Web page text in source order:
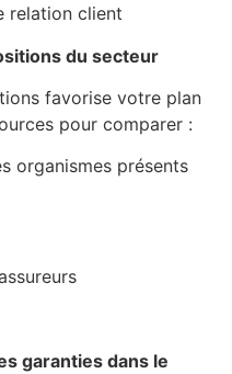
relation client
du secteur
favorise votre plan
pour comparer :
organismes présents
garanties dans le